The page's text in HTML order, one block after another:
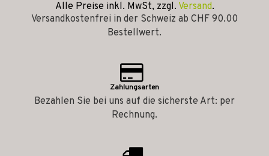
Alle Preise inkl. MwSt, zzgl. Versand.
Versandkostenfrei in der Schweiz ab CHF 90.00
Bestellwert.
Zahlungsarten
Bezahlen Sie bei uns auf die sicherste Art: per
Rechnung.